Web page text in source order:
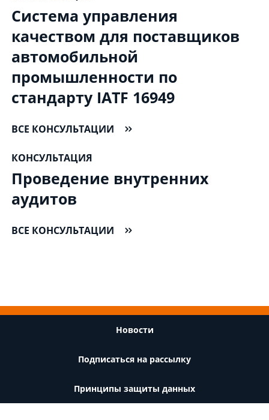
Система управления
качеством для поставщиков
автомобильной
промышленности по
стандарту IATF 16949
ВСЕ КОНСУЛЬТАЦИИ
КОНСУЛЬТАЦИЯ
Проведение внутренних
аудитов
ВСЕ КОНСУЛЬТАЦИИ
Новости
Подписаться на рассылку
Принципы защиты данных